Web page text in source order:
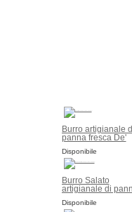
Burro artigianale
panna fresca De'
Disponibile
Burro Salato
artigianale di
Disponibile